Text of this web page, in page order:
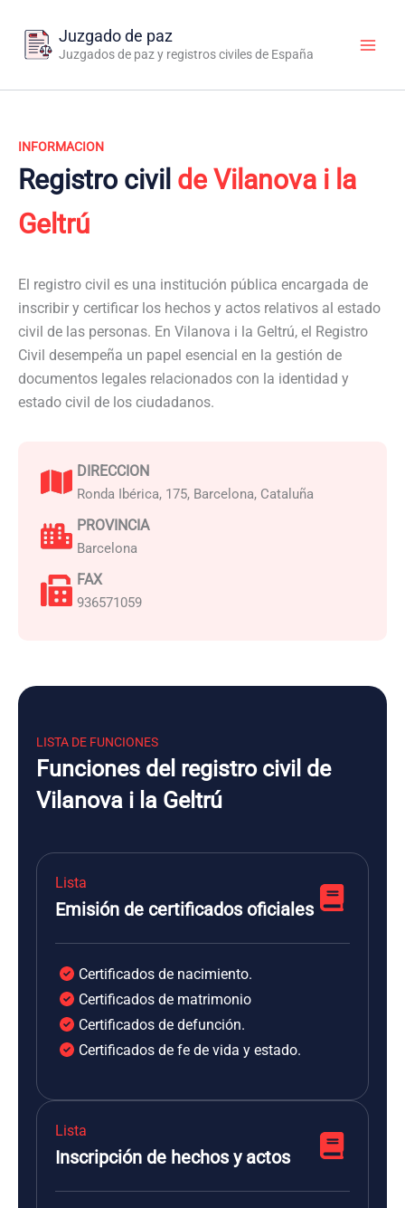
contenido
Juzgado de paz
Juzgados de paz y registros civiles de España
INFORMACION
Registro civil de Vilanova i la
Geltrú
El registro civil es una institución pública encargada de
inscribir y certificar los hechos y actos relativos al estado
civil de las personas. En Vilanova i la Geltrú, el Registro
Civil desempeña un papel esencial en la gestión de
documentos legales relacionados con la identidad y
estado civil de los ciudadanos.
DIRECCION
Ronda Ibérica, 175, Barcelona, Cataluña
PROVINCIA
Barcelona
FAX
936571059
LISTA DE FUNCIONES
Funciones del registro civil de
Vilanova i la Geltrú
Lista
Emisión de certificados oficiales
Certificados de nacimiento.
Certificados de matrimonio
Certificados de defunción.
Certificados de fe de vida y estado.
Lista
Inscripción de hechos y actos